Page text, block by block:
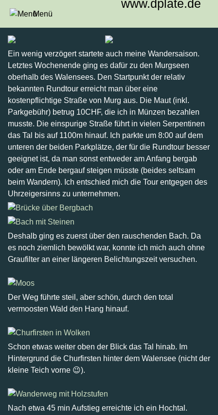
Murgseen 09.07.2016
Ein wenig verzögert startete auch meine Wandersaison.
Letztes Wochenende ging es dafür zu den Murgseen
oberhalb des Walensees. Den Startpunkt der relativ
bekannten Rundtour erreicht man über eine
kostenpflichtige Straße von Murg aus. Die Maut (inkl.
Parkgebühr) betrug 10CHF, die ich in Münzen bezahlen
musste. Die einspurige Straße führt in vielen Serpentinen
das Tal bis auf 1100m hinauf. Ich parkte um 8:00 auf dem
unteren der beiden Parkplätze, der für die Rundtour besser
geeignet ist, da man sonst entweder am Anfang bergab
oder am Ende bergauf steigen müsste (beides seltsam
beim Wandern). Ich entschied mich die Tour entgegen des
Uhrzeigersinns zu unternehmen.
Deshalb ging es zuerst über den rauschenden Bach. Da
es noch ziemlich bewölkt war, konnte ich mich auch ohne
Graufilter an einer längeren Belichtungszeit versuchen.
Der Weg führte steil, aber schön, durch den total
vermoosten Wald den Hang hinauf.
Schon etwas weiter oben der Blick das Tal hinab. Im
Hintergrund die Churfirsten hinter dem Walensee (nicht der
kleine Teich vorne 😉).
Nach etwa 45 min Aufstieg erreichte ich ein Hochtal.
Menü
www.dplate.de